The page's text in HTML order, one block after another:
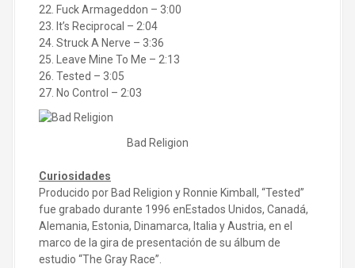
22. Fuck Armageddon – 3:00
23. It’s Reciprocal – 2:04
24. Struck A Nerve – 3:36
25. Leave Mine To Me – 2:13
26. Tested – 3:05
27. No Control – 2:03
Bad Religion
Curiosidades
Producido por Bad Religion y Ronnie Kimball, “Tested”
fue grabado durante 1996 enEstados Unidos, Canadá,
Alemania, Estonia, Dinamarca, Italia y Austria, en el
marco de la gira de presentación de su álbum de
estudio “The Gray Race”.